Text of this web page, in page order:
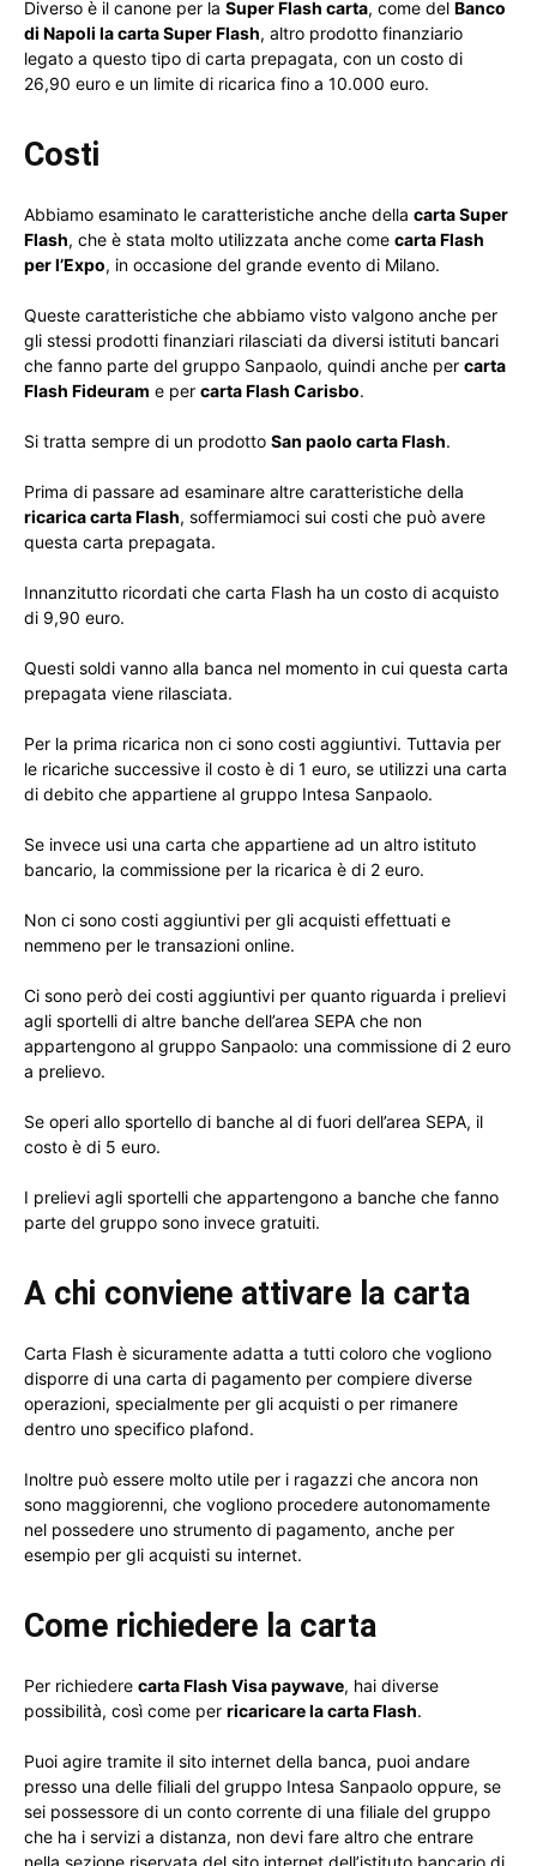
Diverso è il canone per la Super Flash carta, come del Banco
di Napoli la carta Super Flash, altro prodotto finanziario
legato a questo tipo di carta prepagata, con un costo di
26,90 euro e un limite di ricarica fino a 10.000 euro.
Costi
Abbiamo esaminato le caratteristiche anche della carta Super
Flash, che è stata molto utilizzata anche come carta Flash
per l’Expo, in occasione del grande evento di Milano.
Queste caratteristiche che abbiamo visto valgono anche per
gli stessi prodotti finanziari rilasciati da diversi istituti bancari
che fanno parte del gruppo Sanpaolo, quindi anche per carta
Flash Fideuram e per carta Flash Carisbo.
Si tratta sempre di un prodotto San paolo carta Flash.
Prima di passare ad esaminare altre caratteristiche della
ricarica carta Flash, soffermiamoci sui costi che può avere
questa carta prepagata.
Innanzitutto ricordati che carta Flash ha un costo di acquisto
di 9,90 euro.
Questi soldi vanno alla banca nel momento in cui questa carta
prepagata viene rilasciata.
Per la prima ricarica non ci sono costi aggiuntivi. Tuttavia per
le ricariche successive il costo è di 1 euro, se utilizzi una carta
di debito che appartiene al gruppo Intesa Sanpaolo.
Se invece usi una carta che appartiene ad un altro istituto
bancario, la commissione per la ricarica è di 2 euro.
Non ci sono costi aggiuntivi per gli acquisti effettuati e
nemmeno per le transazioni online.
Ci sono però dei costi aggiuntivi per quanto riguarda i prelievi
agli sportelli di altre banche dell’area SEPA che non
appartengono al gruppo Sanpaolo: una commissione di 2 euro
a prelievo.
Se operi allo sportello di banche al di fuori dell’area SEPA, il
costo è di 5 euro.
I prelievi agli sportelli che appartengono a banche che fanno
parte del gruppo sono invece gratuiti.
A chi conviene attivare la carta
Carta Flash è sicuramente adatta a tutti coloro che vogliono
disporre di una carta di pagamento per compiere diverse
operazioni, specialmente per gli acquisti o per rimanere
dentro uno specifico plafond.
Inoltre può essere molto utile per i ragazzi che ancora non
sono maggiorenni, che vogliono procedere autonomamente
nel possedere uno strumento di pagamento, anche per
esempio per gli acquisti su internet.
Come richiedere la carta
Per richiedere carta Flash Visa paywave, hai diverse
possibilità, così come per ricaricare la carta Flash.
Puoi agire tramite il sito internet della banca, puoi andare
presso una delle filiali del gruppo Intesa Sanpaolo oppure, se
sei possessore di un conto corrente di una filiale del gruppo
che ha i servizi a distanza, non devi fare altro che entrare
nella sezione riservata del sito internet dell’istituto bancario di